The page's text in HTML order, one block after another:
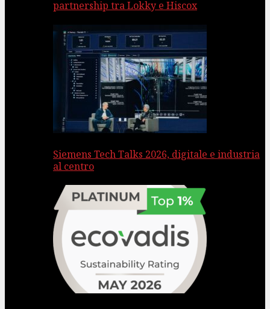
partnership tra Lokky e Hiscox
Siemens Tech Talks 2026, digitale e industria
al centro